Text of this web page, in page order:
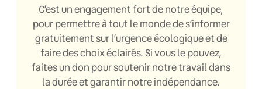
C’est un engagement fort de notre équipe,
pour permettre à tout le monde de s’informer
gratuitement sur l’urgence écologique et de
faire des choix éclairés. Si vous le pouvez,
faites un don pour soutenir notre travail dans
la durée et garantir notre indépendance.